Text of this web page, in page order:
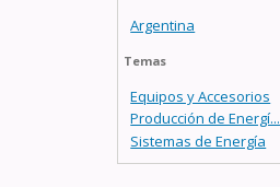
Argentina
Temas
Equipos y Accesorios
Producción de Energí...
Sistemas de Energía